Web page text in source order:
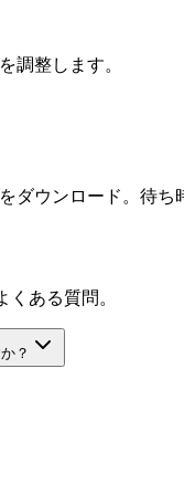
調整します。
ダウンロード。待ち
くある質問。
？